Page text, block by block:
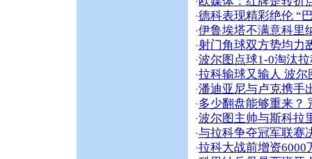
·德科表现精彩绝伦 “
·伊鲁埃塔不满意科里
·射门角球双方势均力
·波尔图点球1-0淘汰
·拉科输球又输人 波
·潘迪亚尼与卢克携手
·多少翻盘能够重来？
·波尔图主帅与斯科拉
·与拉科争夺冠军联赛
·拉科大战前增资6000